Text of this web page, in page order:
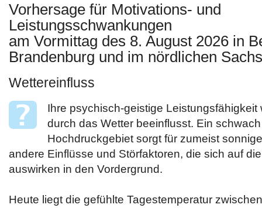
Vorhersage für Motivations- und
Leistungsschwankungen
am Vormittag des 8. August 2026 in
Brandenburg und im nördlichen
Wettereinfluss
Ihre psychisch-geistige Leistungsfähigkeit
durch das Wetter beeinflusst. Ein
Hochdruckgebiet sorgt für zumeist
andere Einflüsse und Störfaktoren, die sich auf
auswirken in den Vordergrund.
Heute liegt die gefühlte Tagestemperatur